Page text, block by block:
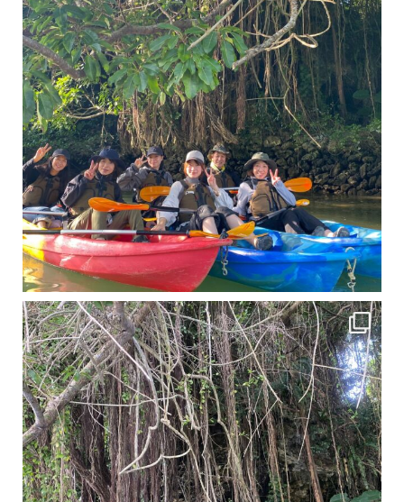
11月となり沖縄も寒くなってきましたが まだまだ沖縄は半袖です
この時期は、修学旅行